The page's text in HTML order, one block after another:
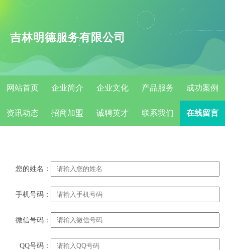
吉林明德服务有限公司
网站首页 企业简介 企业文化 产品服务 成功案例
资讯动态 招商加盟 诚聘英才 联系我们 在线留言
您的姓名：
手机号码：
微信号码：
QQ号码：